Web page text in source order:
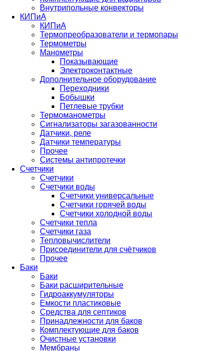
Внутрипольные конвекторы
КИПиА
КИПиА
Термопреобразователи и термопары
Термометры
Манометры
Показывающие
Электроконтактные
Дополнительное оборудование
Переходники
Бобышки
Петлевые трубки
Термоманометры
Сигнализаторы загазованности
Датчики, реле
Датчики температуры
Прочее
Системы антипротечки
Счетчики
Счетчики
Счетчики воды
Счетчики универсальные
Счетчики горячей воды
Счетчики холодной воды
Счетчики тепла
Счетчики газа
Тепловычислители
Присоединители для счётчиков
Прочее
Баки
Баки
Баки расширительные
Гидроаккумуляторы
Емкости пластиковые
Средства для септиков
Принадлежности для баков
Комплектующие для баков
Очистные установки
Мембраны